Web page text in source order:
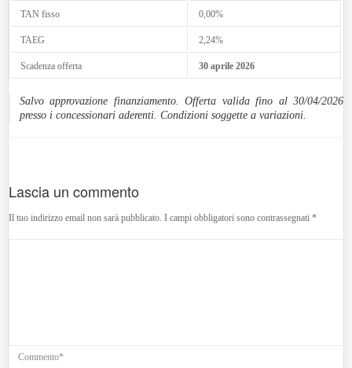
TAN fisso 0,00%
TAEG 2,24%
Scadenza offerta 30 aprile 2026
Salvo approvazione finanziamento. Offerta valida fino al 30/04/2026
presso i concessionari aderenti. Condizioni soggette a variazioni.
Lascia un commento
Il tuo indirizzo email non sarà pubblicato. I campi obbligatori sono contrassegnati*
Commento*